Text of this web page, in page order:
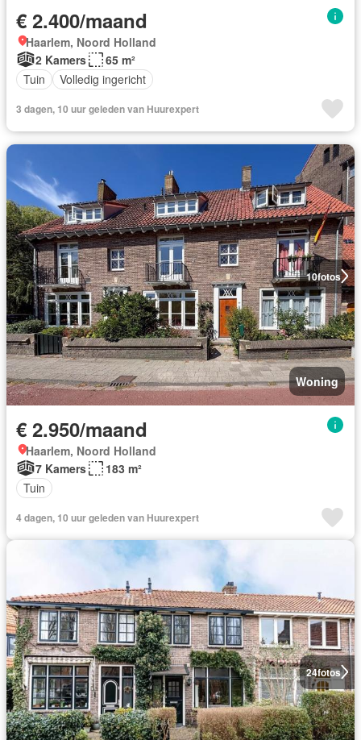
€ 2.400/maand
Haarlem, Noord Holland
2 Kamers
65 m²
Tuin
Volledig ingericht
3 dagen, 10 uur geleden van Huurexpert
10fotos
Woning
€ 2.950/maand
Haarlem, Noord Holland
7 Kamers
183 m²
Tuin
4 dagen, 10 uur geleden van Huurexpert
24fotos